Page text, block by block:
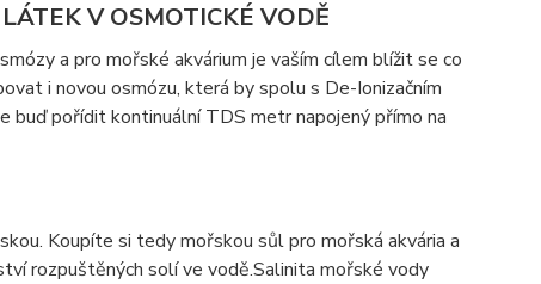
V OSMOTICKÉ VODĚ
a pro mořské akvárium je vaším cílem blížit se co
i novou osmózu, která by spolu s De-Ionizačním
pořídit kontinuální TDS metr napojený přímo na
Koupíte si tedy mořskou sůl pro mořská akvária a
rozpuštěných solí ve vodě.Salinita mořské vody